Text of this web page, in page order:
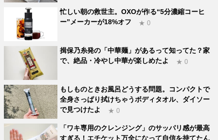
忙しい朝の救世主。OXOが作る“5分濃縮コーヒ
ー”メーカーが18%オフ
★ 0
揖保乃糸発の「中華麺」があるって知ってた？家
で、絶品・冷やし中華が楽しめたよ
★ 0
もしものときお風呂どうする問題。コンパクトで
全身さっぱり拭けちゃうボディタオル、ダイソー
で見つけたよ
★ 0
「ワキ専用のクレンジング」のサッパリ感が最高
すぎる！エチケット万全になって自信を持てたん